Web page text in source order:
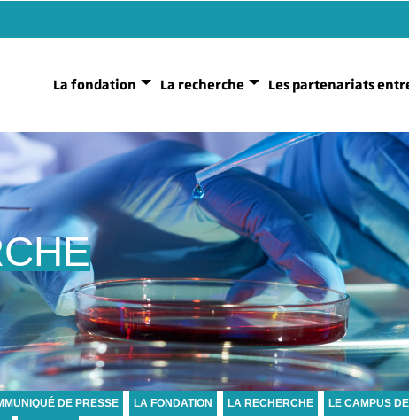
La fondation La recherche Les partenariats
DE PRESSE LA FONDATION LA RECHERCHE LE CAMPUS